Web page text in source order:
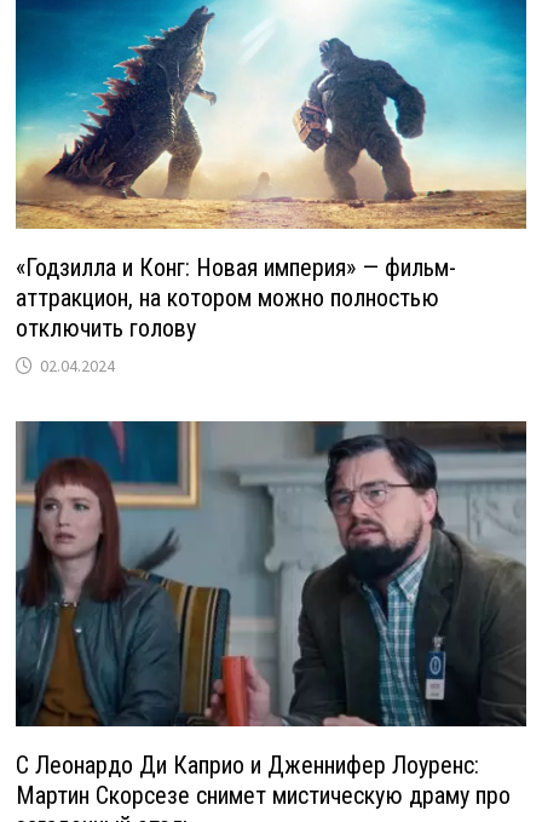
«Годзилла и Конг: Новая империя» — фильм-
аттракцион, на котором можно полностью
отключить голову
02.04.2024
С Леонардо Ди Каприо и Дженнифер Лоуренс:
Мартин Скорсезе снимет мистическую драму про